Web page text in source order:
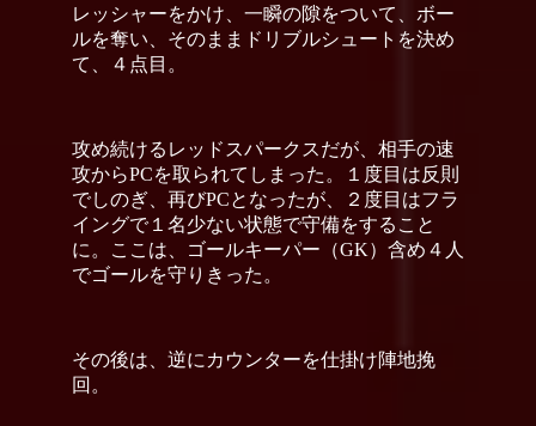
レッシャーをかけ、一瞬の隙をついて、ボー
ルを奪い、そのままドリブルシュートを決め
て、４点目。
攻め続けるレッドスパークスだが、相手の速
攻からPCを取られてしまった。１度目は反則
でしのぎ、再びPCとなったが、２度目はフラ
イングで１名少ない状態で守備をすること
に。ここは、ゴールキーパー（GK）含め４人
でゴールを守りきった。
その後は、逆にカウンターを仕掛け陣地挽
回。